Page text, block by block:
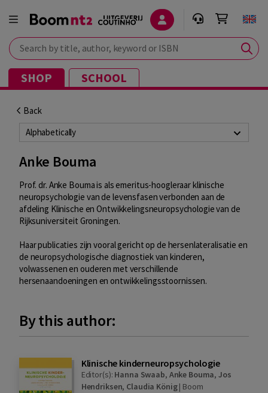
Search by title, author, keyword or ISBN
SHOP SCHOOL
Back
Alphabetically
Anke Bouma
Prof. dr. Anke Bouma is als emeritus-hoogleraar klinische
neuropsychologie van de levensfasen verbonden aan de
afdeling Klinische en Ontwikkelingsneuropsychologie van de
Rijksuniversiteit Groningen.
Haar publicaties zijn vooral gericht op de hersenlateralisatie en
de neuropsychologische diagnostiek van kinderen,
volwassenen en ouderen met verschillende
hersenaandoeningen en ontwikkelingsstoornissen.
By this author:
Klinische kinderneuropsychologie
Editor(s): Hanna Swaab, Anke Bouma,Jos
Hendriksen, Claudia König| Boom